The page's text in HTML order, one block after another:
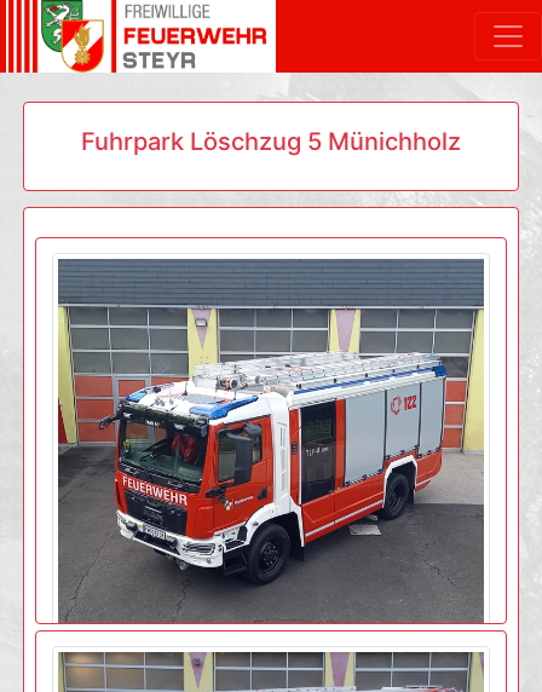
Fuhrpark Löschzug 5 Münichholz